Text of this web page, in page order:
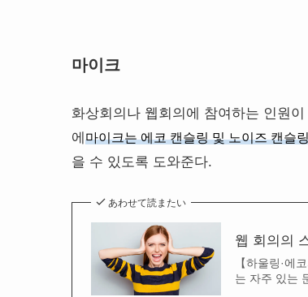
마이크
화상회의나 웹회의에 참여하는 인원
에마이크는 에코 캔슬링 및 노이즈 캔슬
을 수 있도록 도와준다.
あわせて読またい
웹 회의의
【하울링·에
는 자주 있는